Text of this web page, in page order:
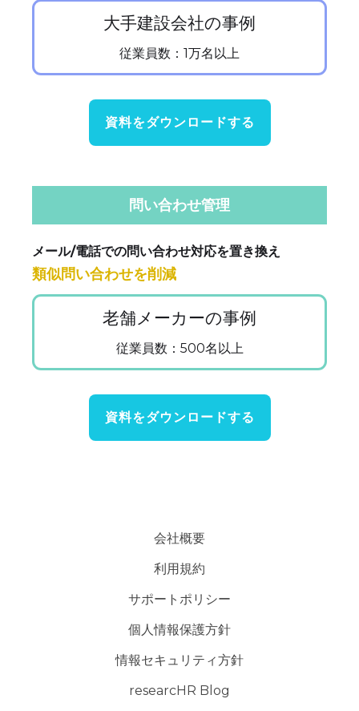
大手建設会社の事例
従業員数：1万名以上
資料をダウンロードする
問い合わせ管理
メール/電話での問い合わせ対応を置き換え
類似問い合わせを削減
老舗メーカーの事例
従業員数：500名以上
資料をダウンロードする
会社概要
利用規約
サポートポリシー
個人情報保護方針
情報セキュリティ方針
researcHR Blog